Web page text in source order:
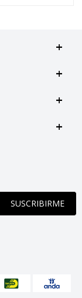
SUSCRIBIRME